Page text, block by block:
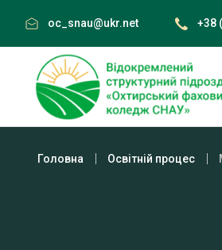
content
oc_snau@ukr.net +38
Головна Освітній процес